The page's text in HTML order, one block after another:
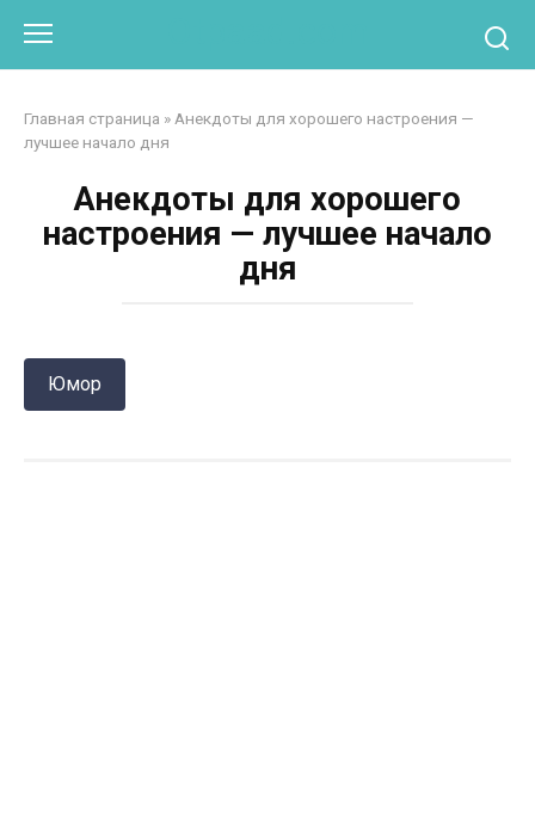
контенту
Главная страница » Анекдоты для хорошего настроения —
лучшее начало дня
Анекдоты для хорошего
настроения — лучшее начало
дня
Юмор